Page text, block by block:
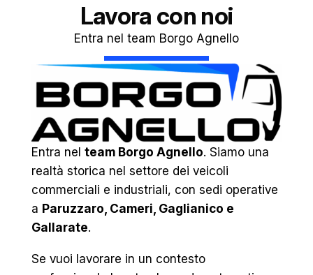
Lavora con noi
Entra nel team Borgo Agnello
Entra nel team Borgo Agnello. Siamo una
realtà storica nel settore dei veicoli
commerciali e industriali, con sedi operative
a Paruzzaro, Cameri, Gaglianico e
Gallarate.
Se vuoi lavorare in un contesto